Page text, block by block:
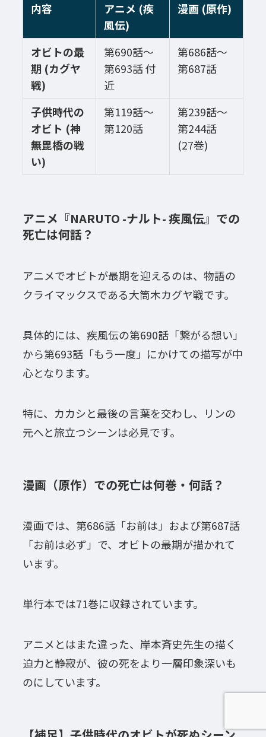
内容
アニメ (疾
風伝)
漫画 (原作)
オビトの最
期 (カグヤ
戦)
第690話〜
第693話 付
近
第686話〜
第687話
子供時代の
オビト (神
無毘橋の戦
い)
第119話〜
第120話
第239話〜
第244話
(27巻)
アニメ『NARUTO -ナルト- 疾風伝』での
死亡は何話？
アニメでオビトが最期を迎えるのは、物語の
クライマックスである大筒木カグヤ戦です。
具体的には、疾風伝の第690話「繋がる想い」
から第693話「もう一度」にかけての描写が中
心となります。
特に、カカシと最後の言葉を交わし、リンの
元へと旅立つシーンは必見です。
漫画（原作）での死亡は何巻・何話？
漫画では、第686話「お前は」および第687話
「お前は必ず」で、オビトの最期が描かれて
います。
単行本では71巻に収録されています。
アニメとはまた違った、岸本斉史先生の描く
迫力と静寂が、彼の死をより一層印象深いも
のにしています。